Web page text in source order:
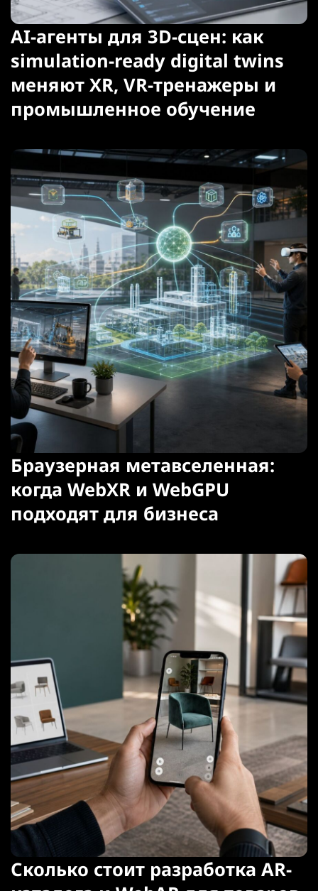
AI-агенты для 3D-сцен: как
simulation-ready digital twins
меняют XR, VR-тренажеры и
промышленное обучение
Браузерная метавселенная:
когда WebXR и WebGPU
подходят для бизнеса
Сколько стоит разработка AR-